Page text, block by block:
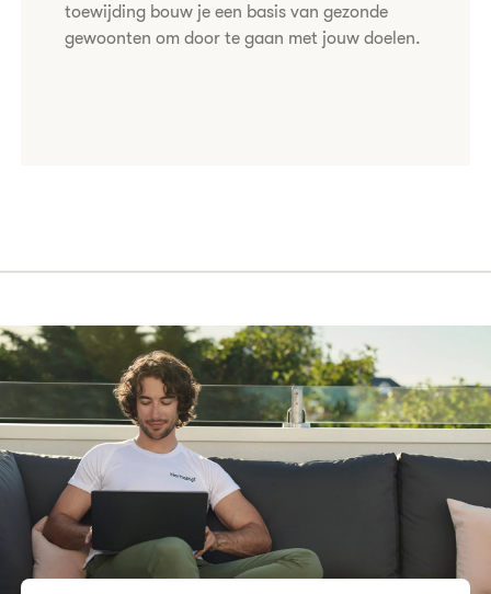
toewijding bouw je een basis van gezonde
gewoonten om door te gaan met jouw doelen.​